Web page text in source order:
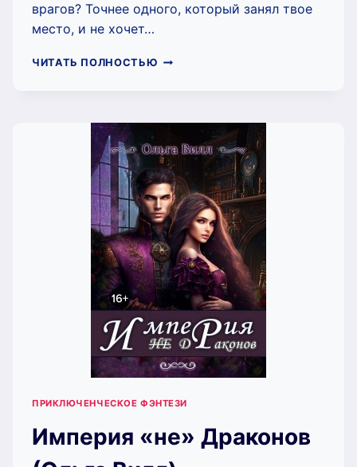
врагов? Точнее одного, который занял твое
место, и не хочет…
ЧИТАТЬ ПОЛНОСТЬЮ НАСЛЕДНИЦА
ЧАСТЬ)
ВИЛЛ)
ПРИКЛЮЧЕНЧЕСКОЕ ФЭНТЕЗИ
Империя «не» Драконов